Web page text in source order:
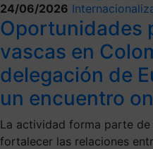
24/06/2026
Oportunidades
vascas en
delegación de
un encuentro
La actividad forma parte
fortalecer las relaciones